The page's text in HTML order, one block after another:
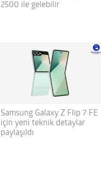
2500 ile gelebilir
Samsung Galaxy Z Flip 7 FE
için yeni teknik detaylar
paylaşıldı